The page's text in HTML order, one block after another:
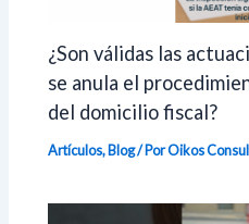
¿Son válidas las
se anula el
del domicilio fiscal?
Artículos,Blog/ Por Oikos